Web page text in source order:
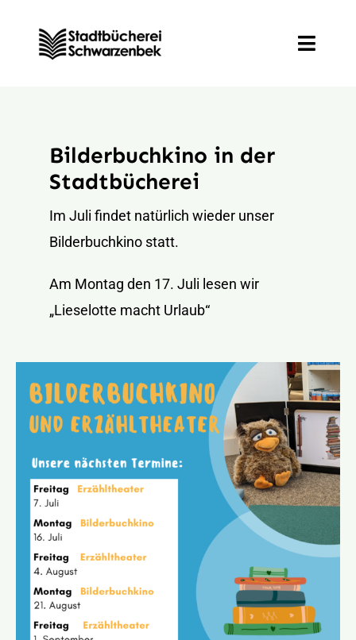
springen
Toggle
Informieren
Mitmachen
Bilderbuchkino in der
Stadtbücherei
Im Juli findet natürlich wieder unser
Bilderbuchkino statt.
Am Montag den 17. Juli lesen wir
„Lieselotte macht Urlaub“